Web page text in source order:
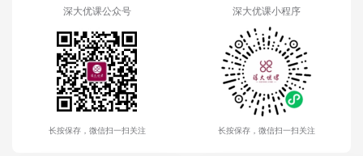
深大优课公众号
长按保存，微信扫一扫关注
深大优课小程序
长按保存，微信扫一扫关注